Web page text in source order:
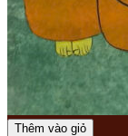
Thêm vào giỏ